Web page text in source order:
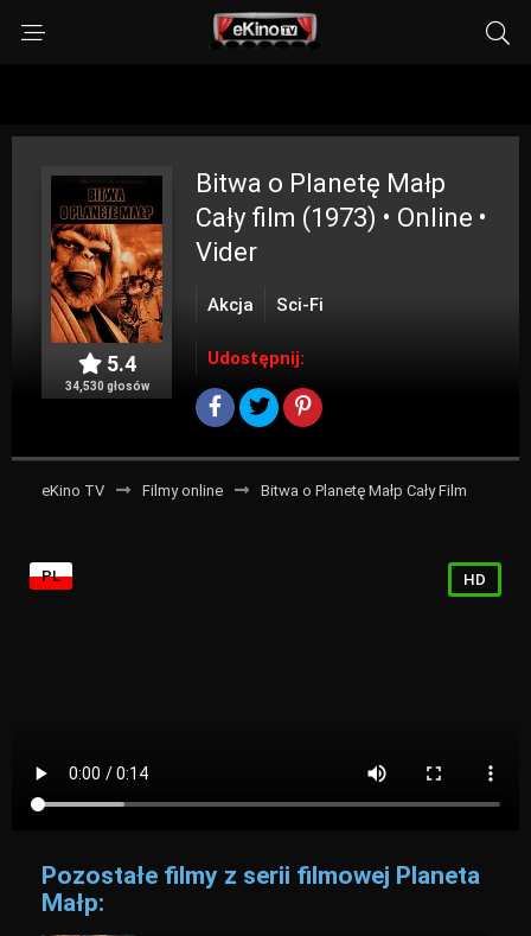
5.4
34,530 głosów
Bitwa o Planetę Małp
Cały film (1973) • Online •
Vider
Akcja Sci-Fi
Udostępnij:
eKino TV Filmy online Bitwa o Planetę Małp Cały Film
PL HD
Pozostałe filmy z serii filmowej Planeta
Małp: